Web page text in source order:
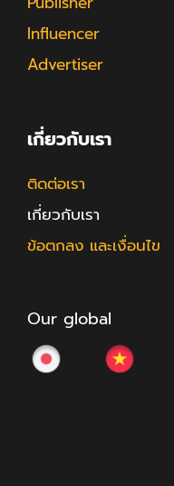
Influencer
Advertiser
เกี่ยวกับเรา
ติดต่อเรา
เกี่ยวกับเรา
ข้อตกลง และเงื่อนไข
Our global